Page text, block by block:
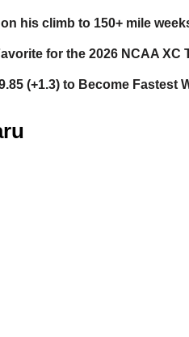
his climb to 150+ mile
for the 2026 NCAA XC
(+1.3) to Become Fastest